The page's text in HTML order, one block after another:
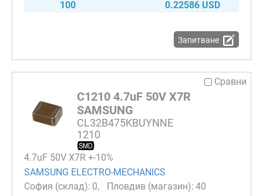
100
0.22586 USD
Запитване
Сравни
C1210 4.7uF 50V X7R
SAMSUNG
CL32B475KBUYNNE
1210
4.7uF 50V X7R +-10%
SAMSUNG ELECTRO-MECHANICS
0
40